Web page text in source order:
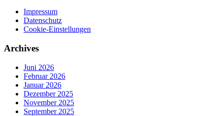
Impressum
Datenschutz
Cookie-Einstellungen
Archives
Juni 2026
Februar 2026
Januar 2026
Dezember 2025
November 2025
September 2025